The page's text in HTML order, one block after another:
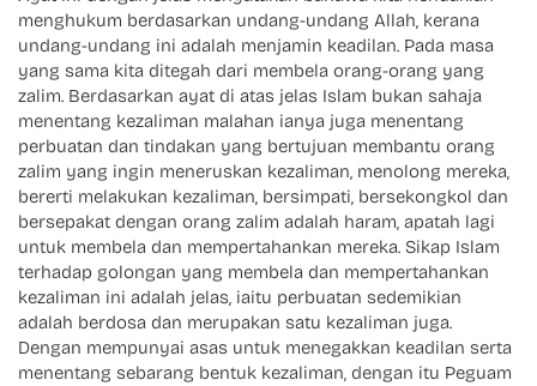
menghukum berdasarkan undang-undang Allah, kerana
undang-undang ini adalah menjamin keadilan. Pada masa
yang sama kita ditegah dari membela orang-orang yang
zalim. Berdasarkan ayat di atas jelas Islam bukan sahaja
menentang kezaliman malahan ianya juga menentang
perbuatan dan tindakan yang bertujuan membantu orang
zalim yang ingin meneruskan kezaliman, menolong mereka,
bererti melakukan kezaliman, bersimpati, bersekongkol dan
bersepakat dengan orang zalim adalah haram, apatah lagi
untuk membela dan mempertahankan mereka. Sikap Islam
terhadap golongan yang membela dan mempertahankan
kezaliman ini adalah jelas, iaitu perbuatan sedemikian
adalah berdosa dan merupakan satu kezaliman juga.
Dengan mempunyai asas untuk menegakkan keadilan serta
menentang sebarang bentuk kezaliman, dengan itu Peguam